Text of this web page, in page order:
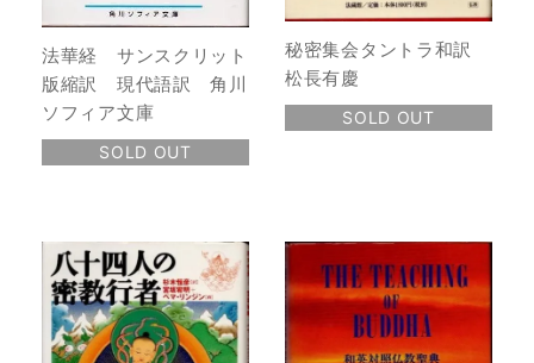
法華経 サンスクリット
版縮訳 現代語訳 角川
ソフィア文庫
SOLD OUT
秘密集会タントラ和訳
松長有慶
SOLD OUT